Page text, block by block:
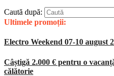
Caută după:
Ultimele promoții:
Electro Weekend 07-10 august
Câștigă 2.000 € pentru o
călătorie